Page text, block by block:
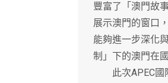
豐富了「澳門故
展示澳門的窗口
能夠進一步深化
制」下的澳門在
此次APEC國際